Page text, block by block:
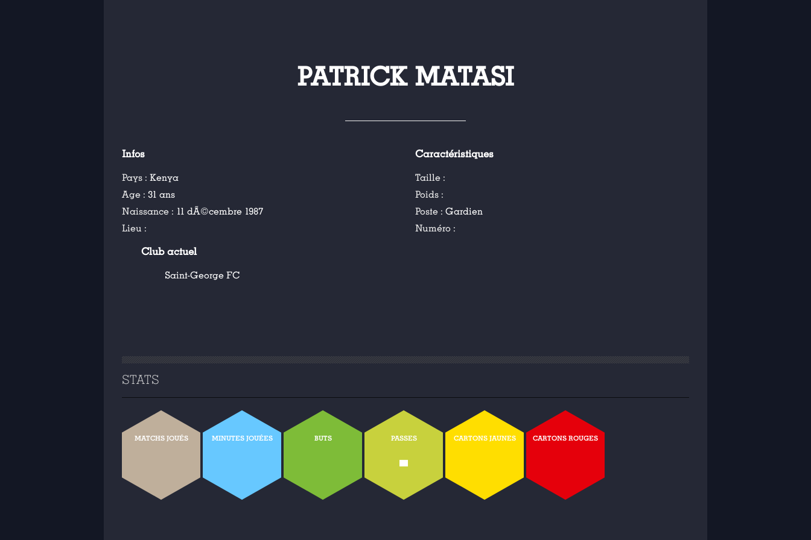
PATRICK MATASI
Infos
Pays : Kenya
Age : 31 ans
Naissance : 11 dÃ©cembre 1987
Lieu :
Caractéristiques
Taille :
Poids :
Poste :Gardien
Numéro :
Club actuel
Saint-George FC
STATS
MATCHS JOUÉS MINUTES JOUÉES BUTS PASSES
-
CARTONS JAUNES CARTONS ROUGES